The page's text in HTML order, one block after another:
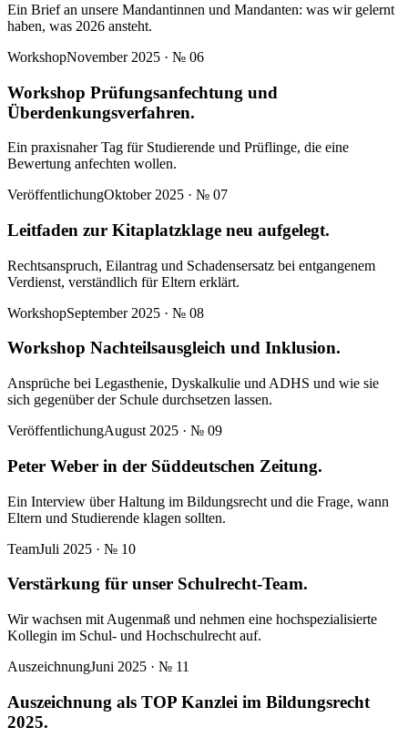
Ein Brief an unsere Mandantinnen und Mandanten: was wir gelernt
haben, was 2026 ansteht.
WorkshopNovember 2025 · № 06
Workshop Prüfungsanfechtung und
Überdenkungsverfahren.
Ein praxisnaher Tag für Studierende und Prüflinge, die eine
Bewertung anfechten wollen.
VeröffentlichungOktober 2025 · № 07
Leitfaden zur Kitaplatzklage neu aufgelegt.
Rechtsanspruch, Eilantrag und Schadensersatz bei entgangenem
Verdienst, verständlich für Eltern erklärt.
WorkshopSeptember 2025 · № 08
Workshop Nachteilsausgleich und Inklusion.
Ansprüche bei Legasthenie, Dyskalkulie und ADHS und wie sie
sich gegenüber der Schule durchsetzen lassen.
VeröffentlichungAugust 2025 · № 09
Peter Weber in der Süddeutschen Zeitung.
Ein Interview über Haltung im Bildungsrecht und die Frage, wann
Eltern und Studierende klagen sollten.
TeamJuli 2025 · № 10
Verstärkung für unser Schulrecht-Team.
Wir wachsen mit Augenmaß und nehmen eine hochspezialisierte
Kollegin im Schul- und Hochschulrecht auf.
AuszeichnungJuni 2025 · № 11
Auszeichnung als TOP Kanzlei im Bildungsrecht
2025.